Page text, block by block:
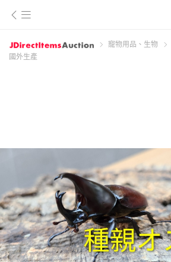
寵物用品、生物
國外生產